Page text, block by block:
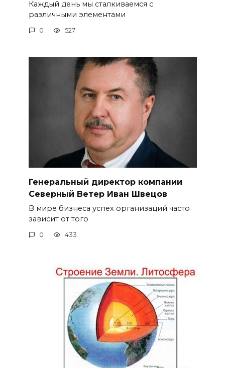
Каждый день мы сталкиваемся с
различными элементами
0 527
Генеральный директор компании
Северный Ветер Иван Швецов
В мире бизнеса успех организаций часто
зависит от того
0 433